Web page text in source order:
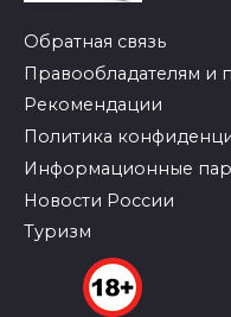
Обратная связь
Правообладателям и
Рекомендации
Политика
Информационные
Новости России
Туризм